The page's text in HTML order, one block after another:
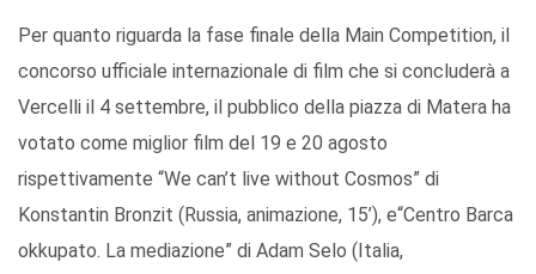
Per quanto riguarda la fase finale della Main Competition, il
concorso ufficiale internazionale di film che si concluderà a
Vercelli il 4 settembre, il pubblico della piazza di Matera ha
votato come miglior film del 19 e 20 agosto
rispettivamente “We can’t live without Cosmos” di
Konstantin Bronzit (Russia, animazione, 15’), e“Centro Barca
okkupato. La mediazione” di Adam Selo (Italia,